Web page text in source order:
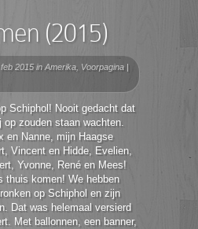
(2015)
2015 in Amerika Voorpagina |
Schiphol! Nooit gedacht dat
zouden staan wachten.
en Nanne, mijn Haagse
Vincent en Hidde, Evelien,
Yvonne, René en Mees!
thuis komen! We hebben
op Schiphol en zijn
Dat was helemaal versierd
Met ballonnen, een banner,